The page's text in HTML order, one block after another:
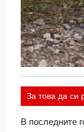
За това да си
В последните